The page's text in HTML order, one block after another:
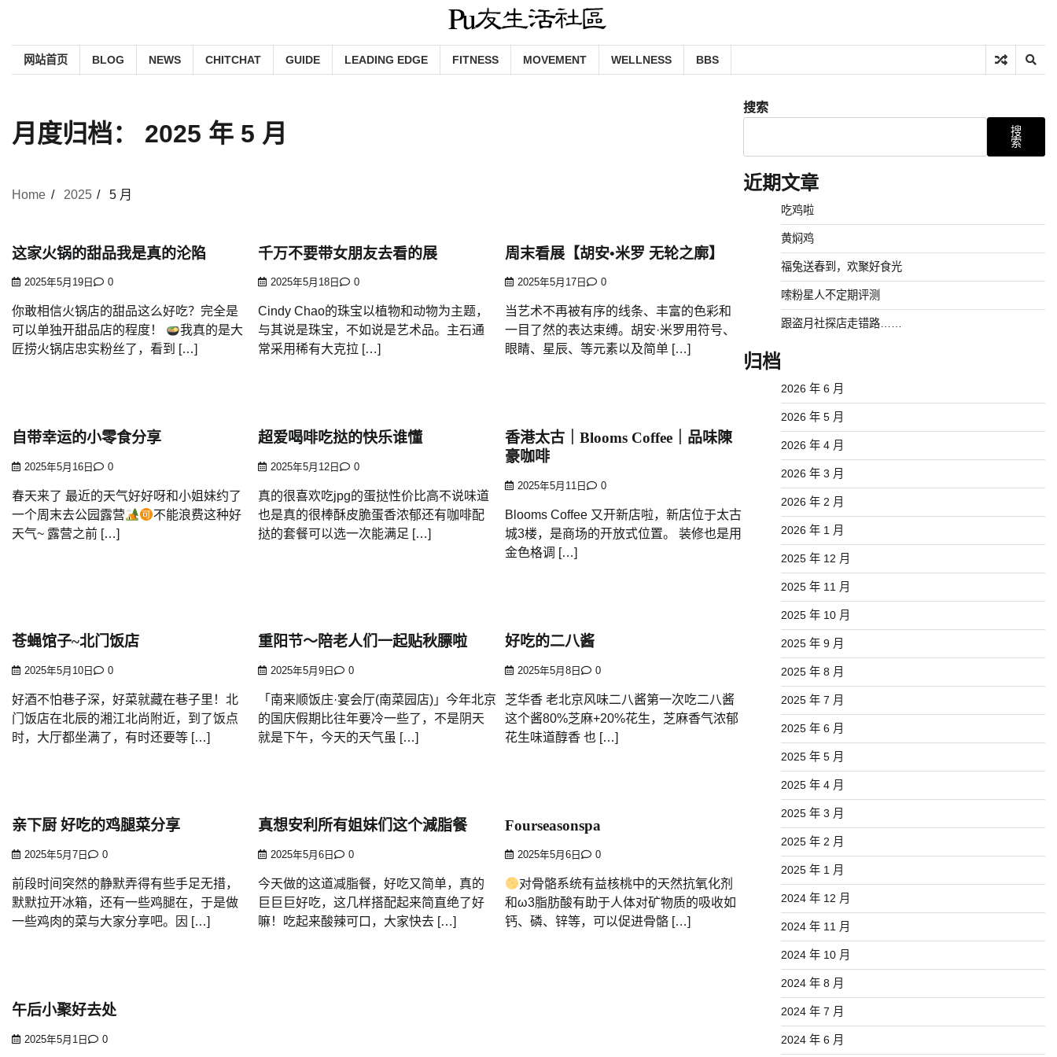
网站首页 BLOG NEWS CHITCHAT GUIDE LEADING EDGE FITNESS MOVEMENT WELLNESS BBS
月度归档： 2025 年 5 月
Home 2025 5 月
这家火锅的甜品我是真的沦陷
2025年5月19日 0
你敢相信火锅店的甜品这么好吃？完全是
可以单独开甜品店的程度！
我真的是大
匠捞火锅店忠实粉丝了，看到 […]
千万不要带女朋友去看的展
2025年5月18日 0
Cindy Chao的珠宝以植物和动物为主题，
与其说是珠宝，不如说是艺术品。主石通
常采用稀有大克拉 […]
周末看展【胡安•米罗 无轮之廓】
2025年5月17日 0
当艺术不再被有序的线条、丰富的色彩和
一目了然的表达束缚。胡安·米罗用符号、
眼睛、星辰、等元素以及简单 […]
自带幸运的小零食分享
2025年5月16日 0
春天来了 最近的天气好好呀和小姐妹约了
一个周末去公园露营
不能浪费这种好
天气~ 露营之前 […]
超爱喝啡吃挞的快乐谁懂
2025年5月12日 0
真的很喜欢吃jpg的蛋挞性价比高不说味道
也是真的很棒酥皮脆蛋香浓郁还有咖啡配
挞的套餐可以选一次能满足 […]
香港太古｜Blooms Coffee｜品味陳
豪咖啡
2025年5月11日 0
Blooms Coffee 又开新店啦，新店位于太古
城3楼，是商场的开放式位置。 装修也是用
金色格调 […]
苍蝇馆子~北门饭店
2025年5月10日 0
好酒不怕巷子深，好菜就藏在巷子里！北
门饭店在北辰的湘江北尚附近，到了饭点
时，大厅都坐满了，有时还要等 […]
重阳节～陪老人们一起贴秋膘啦
2025年5月9日 0
「南来顺饭庄·宴会厅(南菜园店)」今年北京
的国庆假期比往年要冷一些了，不是阴天
就是下午，今天的天气虽 […]
好吃的二八酱
2025年5月8日 0
芝华香 老北京风味二八酱第一次吃二八酱
这个酱80%芝麻+20%花生，芝麻香气浓郁
花生味道醇香 也 […]
亲下厨 好吃的鸡腿菜分享
2025年5月7日 0
前段时间突然的静默弄得有些手足无措，
默默拉开冰箱，还有一些鸡腿在，于是做
一些鸡肉的菜与大家分享吧。因 […]
真想安利所有姐妹们这个減脂餐
2025年5月6日 0
今天做的这道减脂餐，好吃又简单，真的
巨巨巨好吃，这几样搭配起来简直绝了好
嘛！吃起来酸辣可口，大家快去 […]
Fourseasonspa
2025年5月6日 0
对骨骼系统有益核桃中的天然抗氧化剂
和ω3脂肪酸有助于人体对矿物质的吸收如
钙、磷、锌等，可以促进骨骼 […]
午后小聚好去处
2025年5月1日 0
搜索
搜
索
近期文章
吃鸡啦
黄焖鸡
福兔送春到，欢聚好食光
嗦粉星人不定期评测
跟盗月社探店走错路……
归档
2026 年 6 月
2026 年 5 月
2026 年 4 月
2026 年 3 月
2026 年 2 月
2026 年 1 月
2025 年 12 月
2025 年 11 月
2025 年 10 月
2025 年 9 月
2025 年 8 月
2025 年 7 月
2025 年 6 月
2025 年 5 月
2025 年 4 月
2025 年 3 月
2025 年 2 月
2025 年 1 月
2024 年 12 月
2024 年 11 月
2024 年 10 月
2024 年 8 月
2024 年 7 月
2024 年 6 月